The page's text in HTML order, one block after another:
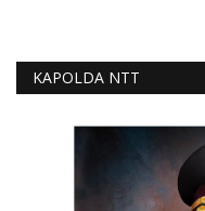
KAPOLDA NTT